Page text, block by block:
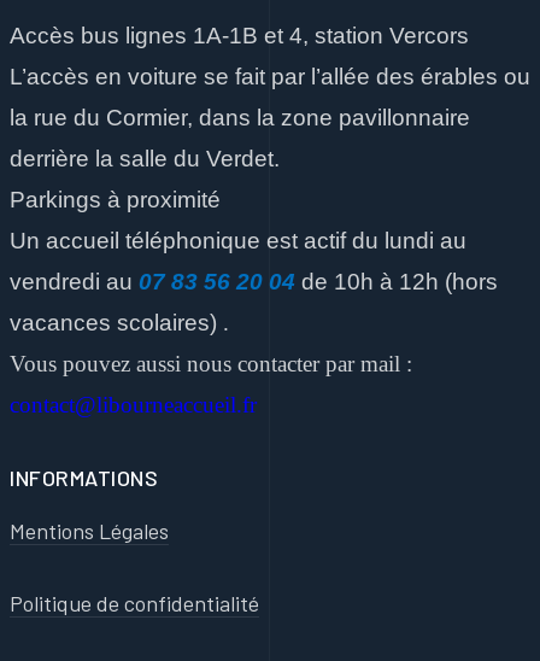
Accès bus lignes 1A-1B et 4, station Vercors
L’accès en voiture se fait par l’allée des érables ou
la rue du Cormier, dans la zone pavillonnaire
derrière la salle du Verdet.
Parkings à proximité
Un accueil téléphonique est actif du lundi au
vendredi au 07 83 56 20 04 de 10h à 12h (hors
vacances scolaires) .
Vous pouvez aussi nous contacter par mail :
contact@libourneaccueil.fr
INFORMATIONS
Mentions Légales
Politique de confidentialité